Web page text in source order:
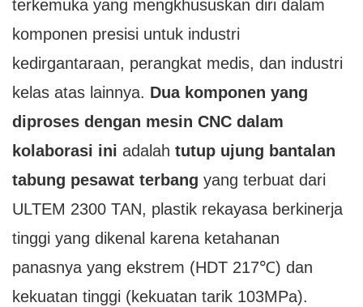
terkemuka yang mengkhususkan diri dalam
komponen presisi untuk industri
kedirgantaraan, perangkat medis, dan industri
kelas atas lainnya. Dua komponen yang
diproses dengan mesin CNC dalam
kolaborasi ini adalah tutup ujung bantalan
tabung pesawat terbang yang terbuat dari
ULTEM 2300 TAN, plastik rekayasa berkinerja
tinggi yang dikenal karena ketahanan
panasnya yang ekstrem (HDT 217℃) dan
kekuatan tinggi (kekuatan tarik 103MPa).